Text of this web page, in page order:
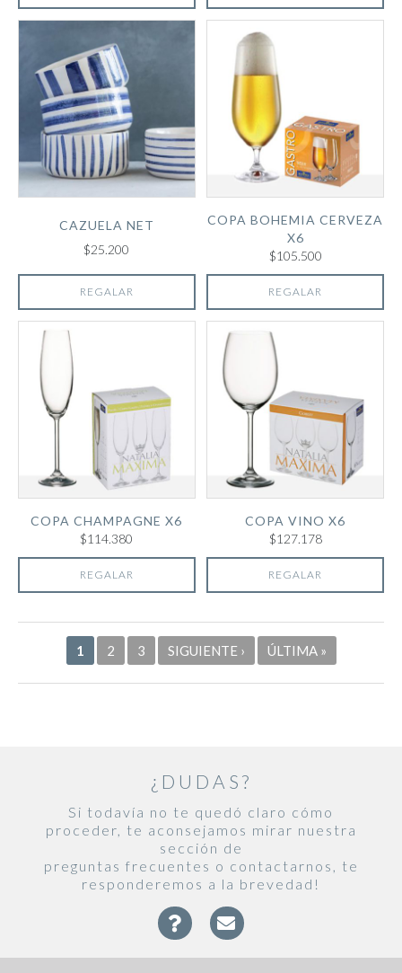
CAZUELA NET
$25.200
REGALAR
COPA BOHEMIA CERVEZA
X6
$105.500
REGALAR
COPA CHAMPAGNE X6
$114.380
REGALAR
COPA VINO X6
$127.178
REGALAR
Páginas
1 2 3 SIGUIENTE › ÚLTIMA »
¿DUDAS?
Si todavía no te quedó claro cómo
proceder, te aconsejamos mirar nuestra
sección de
preguntas frecuentes o contactarnos, te
responderemos a la brevedad!